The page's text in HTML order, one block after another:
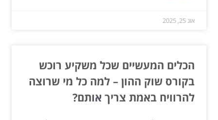
אוג 25, 2025
הכלים המעשיים שכל משקיע רוכש
בקורס שוק ההון – למה כל מי שרוצה
להרוויח באמת צריך אותם?